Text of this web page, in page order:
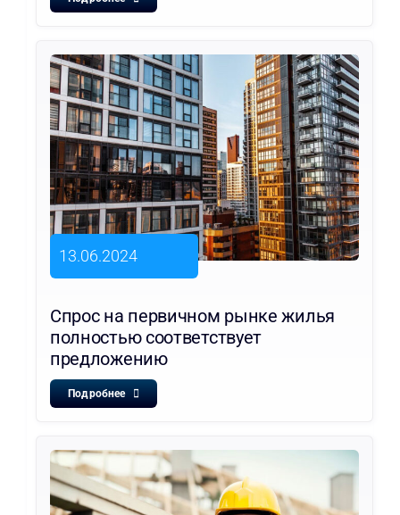
13.06.2024
Спрос на первичном рынке жилья
полностью соответствует
предложению
Подробнее